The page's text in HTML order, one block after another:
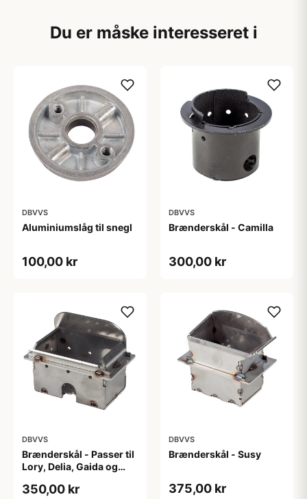
Du er måske interesseret i
DBVVS
Aluminiumslåg til snegl
100,00 kr
DBVVS
Brænderskål - Camilla
300,00 kr
DBVVS
Brænderskål - Passer til
Lory, Delia, Gaida og
350,00 kr
DBVVS
Brænderskål - Susy
375,00 kr